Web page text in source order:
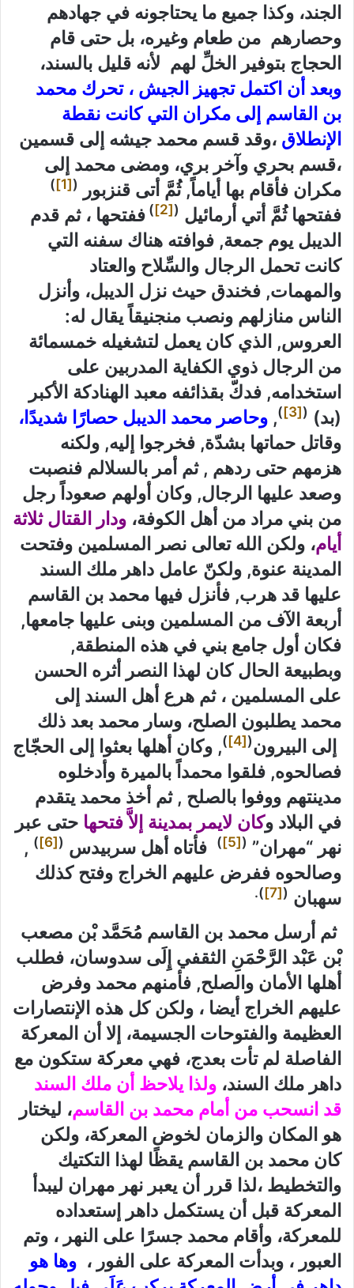
الجند، وكذا جميع ما يحتاجونه في جهادهم
وحصارهم من طعام وغيره، بل حتى قام
الحجاج بتوفير الخلِّ لهم لأنه قليل بالسند،
وبعد أن اكتمل تجهيز الجيش ، تحرك محمد
بن القاسم إلى مكران التي كانت نقطة
الإنطلاق ،وقد قسم محمد جيشه إلى قسمين
،قسم بحري وآخر بري، ومضى محمد إلى
مكران فأقام بها أياماً, ثُمَّ أتى قنزبور
(
[1]
)
ففتحها ثُمَّ أتي أرمائيل (
[2]
) ففتحها ، ثم قدم
الديبل يوم جمعة, فوافته هناك سفنه التي
كانت تحمل الرجال والسِّلاح والعتاد
والمهمات, فخندق حيث نزل الديبل، وأنزل
الناس منازلهم ونصب منجنيقاً يقال له:
العروس, الذي كان يعمل لتشغيله خمسمائة
من الرجال ذوي الكفاية المدربين على
استخدامه, فدكّ بقذائفه معبد الهنادكة الأكبر
(بد) (
[3]
)
, وحاصر محمد الديبل حصارًا شديدًا،
وقاتل حماتها بشدّة, فخرجوا إليه, ولكنه
هزمهم حتى ردهم , ثم أمر بالسلالم فنصبت
وصعد عليها الرجال, وكان أولهم صعوداً رجل
من بني مراد من أهل الكوفة، ودار القتال ثلاثة
أيام، ولكن الله تعالى نصر المسلمين وفتحت
المدينة عنوة, ولكنّ عامل داهر ملك السند
عليها قد هرب, فأنزل فيها محمد بن القاسم
أربعة الآف من المسلمين وبنى عليها جامعها,
فكان أول جامع بني في هذه المنطقة,
وبطبيعة الحال كان لهذا النصر أثره الحسن
على المسلمين ، ثم هرع أهل السند إلى
محمد يطلبون الصلح، وسار محمد بعد ذلك
إلى البيرون(
[4]
), وكان أهلها بعثوا إلى الحجّاج
فصالحوه, فلقوا محمداً بالميرة وأدخلوه
مدينتهم ووفوا بالصلح , ثم أخذ محمد يتقدم
في البلاد وكان لايمر بمدينة إلاَّ فتحها حتى عبر
نهر “مهران” (
[5]
) فأتاه أهل سربيدس (
[6]
)
,
وصالحوه ففرض عليهم الخراج وفتح كذلك
سهبان (
[7]
).
ثم أرسل محمد بن القاسم مُحَمَّد بْن مصعب
بْن عَبْد الرَّحْمَنِ الثقفي إِلَى سدوسان، فطلب
أهلها الأمان والصلح, فأمنهم محمد وفرض
عليهم الخراج أيضا ، ولكن كل هذه الإنتصارات
العظيمة والفتوحات الجسيمة، إلا أن المعركة
الفاصلة لم تأت بعدج، فهي معركة ستكون مع
داهر ملك السند، ولذا يلاحظ أن ملك السند
قد انسحب من أمام محمد بن القاسم، ليختار
هو المكان والزمان لخوض المعركة، ولكن
كان محمد بن القاسم يقظًا لهذا التكتيك
والتخطيط ،لذا قرر أن يعبر نهر مهران ليبدأ
المعركة قبل أن يستكمل داهر إستعداده
للمعركة، وأقام محمد جسرًا على النهر ، وتم
العبور ، وبدأت المعركة على الفور ، وها هو